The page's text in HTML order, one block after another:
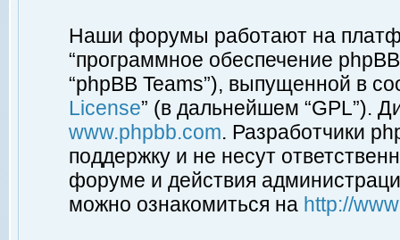
Наши форумы работают на
“программное обеспечение
“phpBB Teams”), выпущенной в
License” (в дальнейшем “GPL”).
www.phpbb.com. Разработчики
поддержку и не несут
форуме и действия
можно ознакомиться на http://